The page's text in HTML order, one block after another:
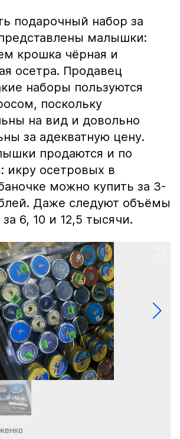
подарочный набор за
малышки:
крошка чёрная и
осетра. Продавец
наборы пользуются
поскольку
на вид и довольно
за адекватную цену.
продаются и по
икру осетровых в
можно купить за 3-
Даже следуют объёмы
6, 10 и 12,5 тысячи.